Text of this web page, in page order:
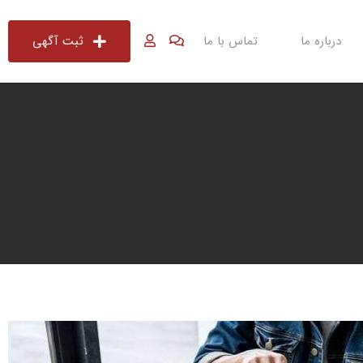
ثبت آگهی درباره ما تماس با ما